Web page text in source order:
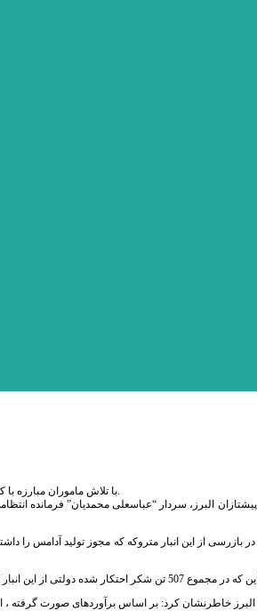
با تلاش ماموران مبارزه با کالای قاچاق کالا و ارز پلیس آگاهی شهرستان اشتهارد ، ۵۰۷ تن شکر دولتی احتکار شده به ارزش 30 میلیارد ریال کشف شد.
البرز، سردار “عباسعلی محمدیان” فرمانده
ها با هدف افزایش قیمت و فروش خارج از عرف در بازار انجام شده است.
کرد: بر اساس برآوردهای صورت گرفته ، ارزش این مقدار شکر ۳۰ میلیارد ریال برآورد و